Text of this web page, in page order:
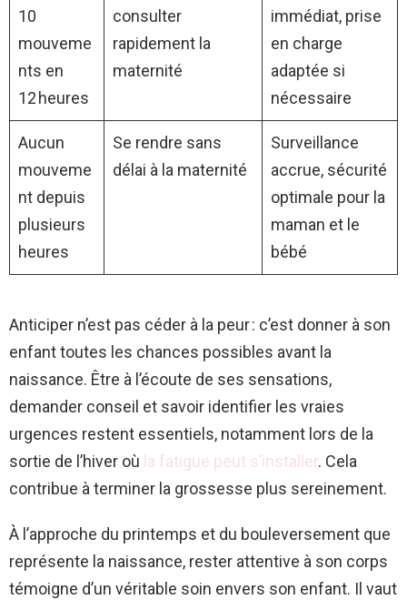
10
mouveme
nts en
12 heures
consulter
rapidement la
maternité
immédiat, prise
en charge
adaptée si
nécessaire
Aucun
mouveme
nt depuis
plusieurs
heures
Se rendre sans
délai à la maternité
Surveillance
accrue, sécurité
optimale pour la
maman et le
bébé
Anticiper n’est pas céder à la peur : c’est donner à son
enfant toutes les chances possibles avant la
naissance. Être à l’écoute de ses sensations,
demander conseil et savoir identifier les vraies
urgences restent essentiels, notamment lors de la
sortie de l’hiver où la fatigue peut s’installer. Cela
contribue à terminer la grossesse plus sereinement.
À l’approche du printemps et du bouleversement que
représente la naissance, rester attentive à son corps
témoigne d’un véritable soin envers son enfant. Il vaut